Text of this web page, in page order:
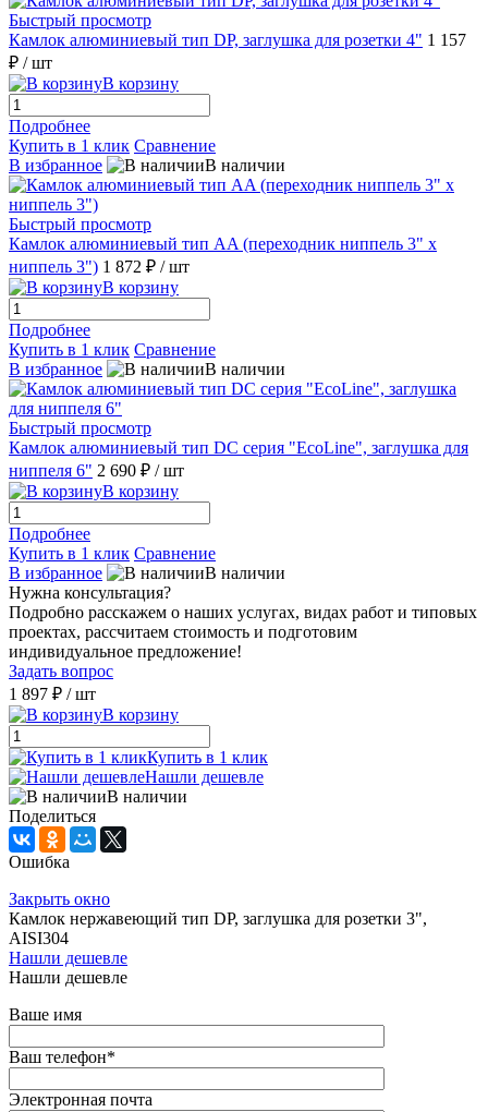
Быстрый просмотр
Камлок алюминиевый тип DР, заглушка для розетки 4" 1 157
₽ / шт
В корзину
Подробнее
Купить в 1 клик Сравнение
В избранное
В наличии
Быстрый просмотр
Камлок алюминиевый тип AA (переходник ниппель 3" х
ниппель 3") 1 872 ₽ / шт
В корзину
Подробнее
Купить в 1 клик Сравнение
В избранное
В наличии
Быстрый просмотр
Камлок алюминиевый тип DC серия "EcoLine", заглушка для
ниппеля 6" 2 690 ₽ / шт
В корзину
Подробнее
Купить в 1 клик Сравнение
В избранное
В наличии
Нужна консультация?
Подробно расскажем о наших услугах, видах работ и типовых
проектах, рассчитаем стоимость и подготовим
индивидуальное предложение!
Задать вопрос
1 897 ₽ / шт
В корзину
Купить в 1 клик
Нашли дешевле
В наличии
Поделиться
Ошибка
Закрыть окно
Камлок нержавеющий тип DР, заглушка для розетки 3",
AISI304
Нашли дешевле
Нашли дешевле
Ваше имя
Ваш телефон*
Электронная почта